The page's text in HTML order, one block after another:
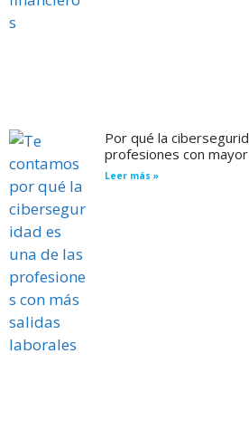
Por qué la
profesiones con
Leer más »